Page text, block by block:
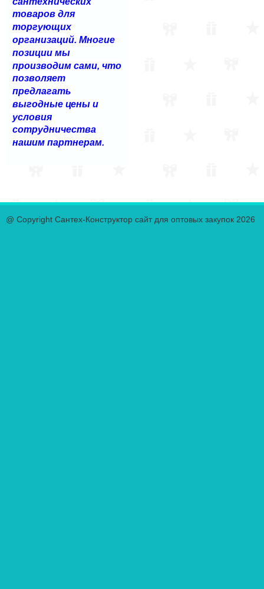
товаров для
торгующих
организаций. Многие
позиции мы
производим сами, что
позволяет
предлагать
выгодные цены и
условия
сотрудничества
нашим партнерам.
@ Copyright Сантех-Конструктор сайт для оптовых закупок 2026